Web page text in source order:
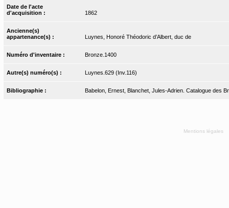
Date de l'acte
d'acquisition :
1862
Ancienne(s)
appartenance(s) :
Luynes, Honoré Théodoric d’Albert, duc de
Numéro d'inventaire : Bronze.1400
Autre(s) numéro(s) : Luynes.629 (Inv.116)
Bibliographie : Babelon, Ernest, Blanchet, Jules-Adrien. Catalogue des
Mentions légales